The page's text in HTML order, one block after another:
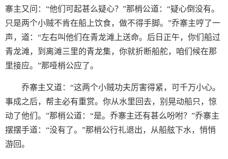
寨主又问：“他们可起甚么疑心？”那梢公道：“疑心倒没有。
只是两个小贼不肯在船上饮食，做不得手脚。”乔寨主哼了一
声，道：“左右叫他们在青龙滩上送命。后日正午，你们船过
青龙滩，到离滩三里的青龙集，你就折断船舵，咱们候在那
里接应。”那哑梢公应了。
乔寨主又道：“这两个小贼功夫厉害得紧，可千万小心。
事成之后，帮主必有重赏。你从水里回去，别晃动船只，惊
动了他们。”那梢公道：“是。乔寨主还有甚么吩咐？”乔寨主
摆摆手道：“没有了。”那梢公行礼退出，从船舷下水，悄悄
游回。